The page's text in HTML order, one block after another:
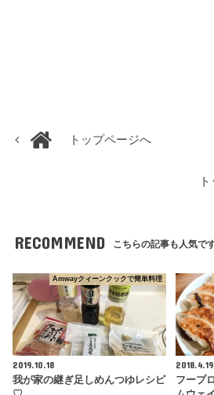
トップページへ
RECOMMEND こちらの記事も人気です
Amwayクィーンクックで簡単料理
2019.10.18
我が家の継ぎ足しめんつゆレシピ
2018.4.19
フープ